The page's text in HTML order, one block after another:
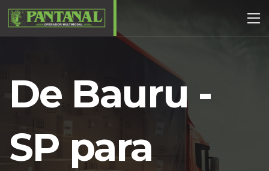
De Bauru -
SP para